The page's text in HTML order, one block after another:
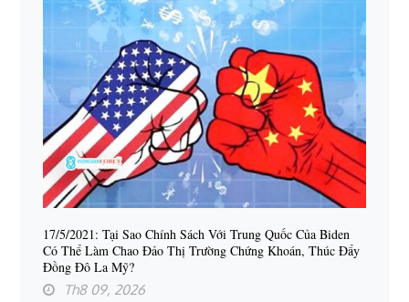
17/5/2021: Tại Sao Chính Sách Với Trung Quốc Của Biden
Có Thể Làm Chao Đảo Thị Trường Chứng Khoán, Thúc Đẩy
Đồng Đô La Mỹ?
Th8 09, 2026